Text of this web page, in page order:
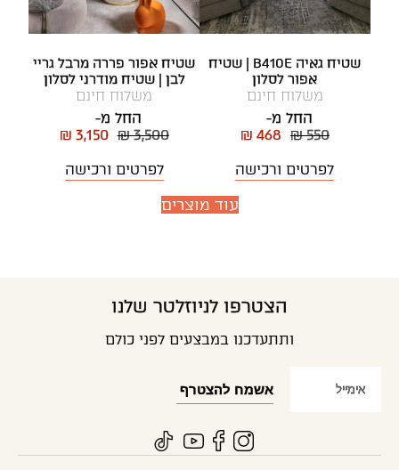
שטיח גאיה B410E | שטיח
אפור לסלון
משלוח חינם
החל מ-
₪ 550
₪ 468
לפרטים ורכישה
שטיח אפור פררה מרבל גריי
לבן | שטיח מודרני לסלון
משלוח חינם
החל מ-
₪ 3,500
₪ 3,150
לפרטים ורכישה
עוד מוצרים
הצטרפו לניוזלטר שלנו
ותתעדכנו במבצעים לפני כולם